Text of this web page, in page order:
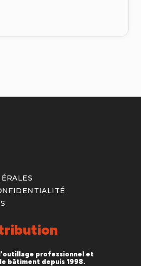
professionnel et
bâtiment depuis 1998.